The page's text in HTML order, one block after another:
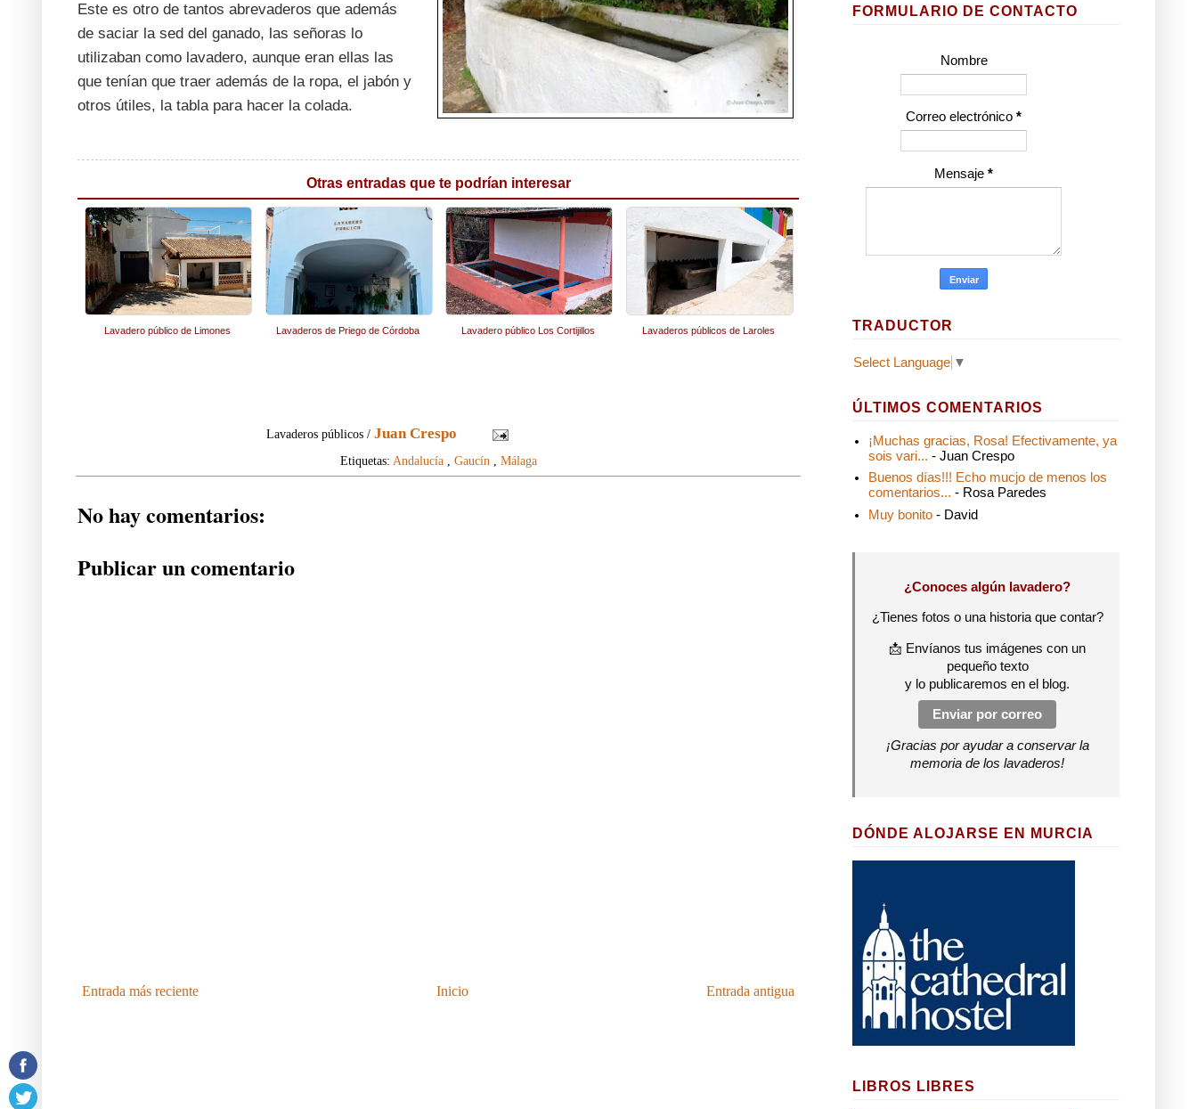
Este es otro de tantos abrevaderos que además
de saciar la sed del ganado, las señoras lo
utilizaban como lavadero, aunque eran ellas las
que tenían que traer además de la ropa, el jabón y
otros útiles, la tabla para hacer la colada.
Otras entradas que te podrían interesar
Lavadero público de Limones Lavaderos de Priego de Córdoba Lavadero público Los Cortijillos Lavaderos públicos de Laroles
Lavaderos públicos /Juan Crespo
Etiquetas: Andalucía, Gaucín Málaga
No hay comentarios:
Publicar un comentario
Entrada más reciente Entrada antigua
Inicio
FORMULARIO DE CONTACTO
Nombre
Correo electrónico *
Mensaje *
TRADUCTOR
Select Language ▼
ÚLTIMOS COMENTARIOS
¡Muchas gracias, Rosa! Efectivamente, ya
sois vari... - Juan Crespo
Buenos días!!! Echo mucjo de menos los
comentarios... - Rosa Paredes
Muy bonito - David
¿Conoces algún lavadero?
¿Tienes fotos o una historia que contar?
📩 Envíanos tus imágenes con un
pequeño texto
y lo publicaremos en el blog.
Enviar por correo
¡Gracias por ayudar a conservar la
memoria de los lavaderos!
DÓNDE ALOJARSE EN MURCIA
LIBROS LIBRES